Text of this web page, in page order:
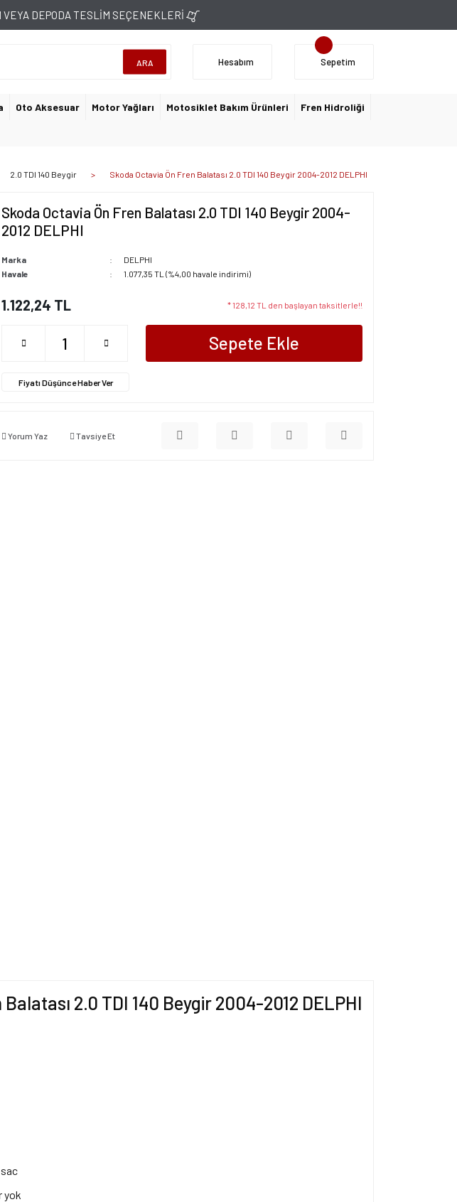
VEYA DEPODA TESLİM SEÇENEKLERİ
ARA Hesabım Sepetim
Oto Aksesuar Motor Yağları Motosiklet Bakım Ürünleri Fren Hidroliği
2.0 TDI 140 Beygir Skoda Octavia Ön Fren Balatası 2.0 TDI 140 Beygir 2004-2012 DELPHI
Skoda Octavia Ön Fren Balatası 2.0 TDI 140 Beygir 2004-
2012 DELPHI
Marka
DELPHI
Havale
1.077,35 TL (%4,00 havale indirimi)
1.122,24 TL * 128,12 TL den başlayan taksitlerle!!
Sepete Ekle
Fiyatı Düşünce Haber Ver
Yorum Yaz Tavsiye Et
2.0 TDI 140 Beygir 2004-2012 DELPHI
sac
yok